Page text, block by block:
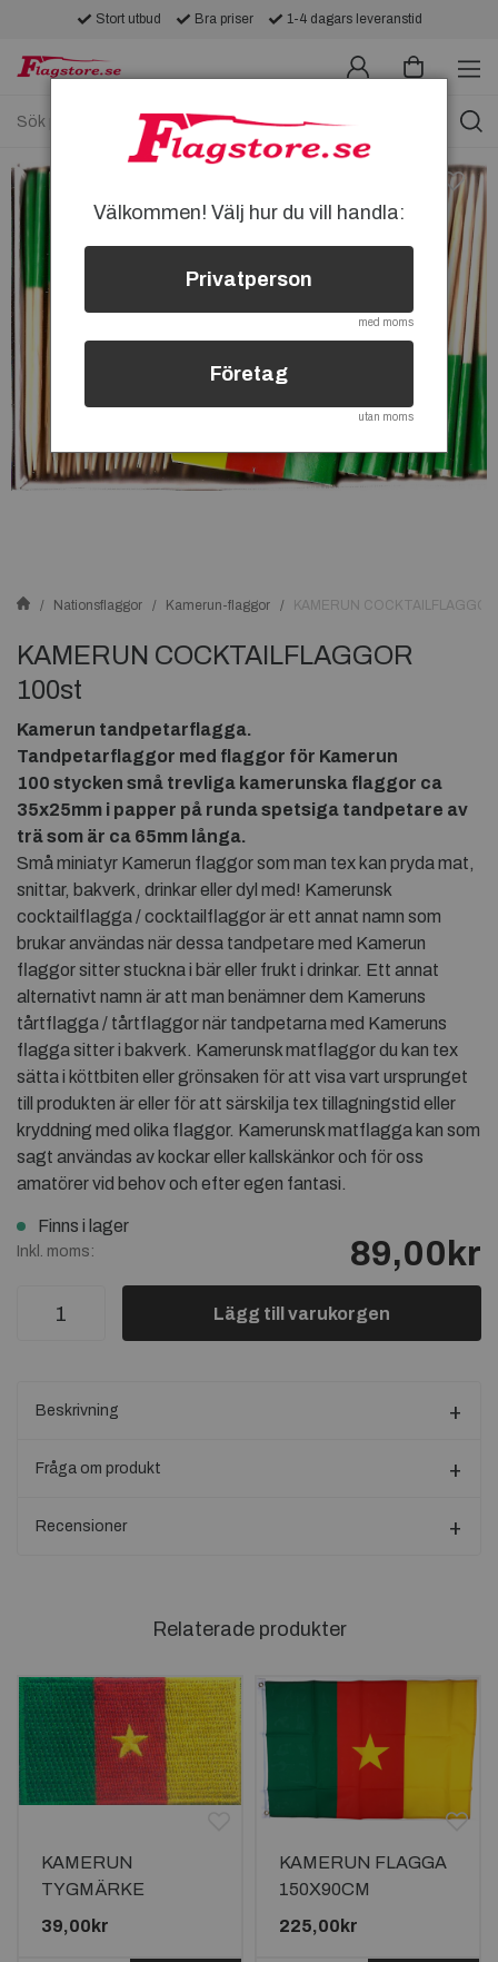
Stort utbud Bra priser 1-4 dagars leveranstid
Nationsflaggor Kamerun-flaggor KAMERUN
KAMERUN COCKTAILFLAGGOR
100st
Kamerun tandpetarflagga.
Tandpetarflaggor med flaggor för Kamerun
100 stycken små trevliga kamerunska flaggor ca
35x25mm i papper på runda spetsiga tandpetare av
trä som är ca 65mm långa.
Små miniatyr Kamerun flaggor som man tex kan pryda mat,
snittar, bakverk, drinkar eller dyl med! Kamerunsk
cocktailflagga / cocktailflaggor är ett annat namn som
brukar användas när dessa tandpetare med Kamerun
flaggor sitter stuckna i bär eller frukt i drinkar. Ett annat
alternativt namn är att man benämner dem Kameruns
tårtflagga / tårtflaggor när tandpetarna med Kameruns
flagga sitter i bakverk. Kamerunsk matflaggor du kan tex
sätta i köttbiten eller grönsaken för att visa vart ursprunget
till produkten är eller för att särskilja tex tillagningstid eller
kryddning med olika flaggor. Kamerunsk matflagga kan som
sagt användas av kockar eller kallskänkor och för oss
amatörer vid behov och efter egen fantasi.
Finns i lager
Inkl. moms: 89,00kr
Lägg till varukorgen
Beskrivning
Fråga om produkt
Recensioner
Relaterade produkter
KAMERUN
TYGMÄRKE
65x38mm
39,00kr
KAMERUN FLAGGA
150X90CM
225,00kr
Välkommen! Välj hur du vill handla:
Privatperson
med moms
Företag
utan moms